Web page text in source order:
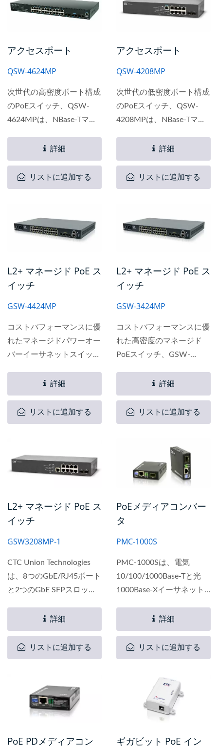
アクセスポート
QSW-4624MP
次世代の高密度ポート構成
のPoEスイッチ、QSW-
4624MPは、NBase-Tマル
ており、中小企業やエンタ
ープライズが既存の
Cat5e/Cat6配線インフラ
を使用して1Gbpsからマル
トベースの高速ネットワー
クアクセスに移行するため
詳細
リストに追加する
アクセスポート
QSW-4208MP
次世代の低密度ポート構成
のPoEスイッチ、QSW-
4208MPは、NBase-Tマル
ており、SOHOや小規模ビ
ジネスが既存の
Cat5e/Cat6配線インフラ
を使用して1Gbpsからマル
トベースの高速ネットワー
クアクセスに移行するため
詳細
リストに追加する
L2+ マネージド PoE ス
イッチ
GSW-4424MP
コストパフォーマンスに優
れたマネージドパワーオー
バーイーサネットスイッチ
GSW-4424MPは、中小企
業およびエンタープライズ
ネットワークアプリケーシ
ョン向けに設計されていま
詳細
リストに追加する
L2+ マネージド PoE ス
イッチ
GSW-3424MP
コストパフォーマンスに優
れた高密度のマネージド
PoEスイッチ、GSW-
びエンタープライズネット
ワークアプリケーション向
けに設計されています。各
イーサネット銅ポートは、
詳細
リストに追加する
L2+ マネージド PoE ス
イッチ
GSW3208MP-1
CTC Union Technologies
は、8つのGbE/RJ45ポート
と2つのGbE SFPスロット
高性能マネージドパワーオ
ーバーイーサネットスイッ
チ、GSW3208MP-1の強化
版を発表しました。...
詳細
リストに追加する
PoEメディアコンバー
タ
PMC-1000S
PMC-1000Sは、電気
10/100/1000Base-Tと光
1000Base-Xイーサネット
理されたギガビットイーサ
ネットメディアコンバータ
であり、PSE（電源装置）
としてPoE+電力をイーサ
詳細
リストに追加する
PoE PDメディアコン
ギガビット PoE イン